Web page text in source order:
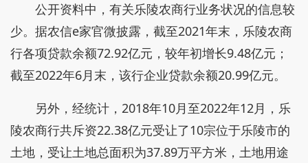
公开资料中，有关乐陵农商行业务状况的信息较
少。据农信e家官微披露，截至2021年末，乐陵农商
行各项贷款余额72.92亿元，较年初增长9.48亿元；
截至2022年6月末，该行企业贷款余额20.99亿元。
另外，经统计，2018年10月至2022年12月，乐
陵农商行共斥资22.38亿元受让了10宗位于乐陵市的
土地，受让土地总面积为37.89万平方米，土地用途